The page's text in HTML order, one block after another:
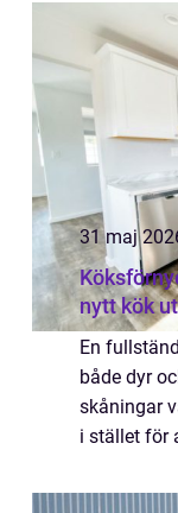
byggs
31 maj
Köksförnyelse
nytt kök
En
både dyr
skåningar
i stället för